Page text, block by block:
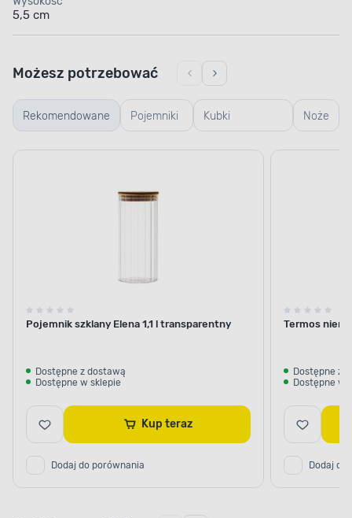
5,5 cm
Rekomendowane Pojemniki
szklane
Kubki
termiczne i
Noże
Możesz potrzebować
Pojemnik szklany Elena 1,1 l transparentny
Dostępne z dostawą
Dostępne w sklepie
Kup teraz
Dodaj do porównania
Termos
Dostępne z
Dostępne w
Dodaj do